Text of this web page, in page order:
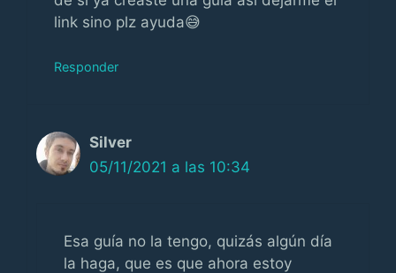
link sino plz ayuda😅
Responder
Silver
05/11/2021 a las 10:34
Esa guía no la tengo, quizás algún día
la haga, que es que ahora estoy